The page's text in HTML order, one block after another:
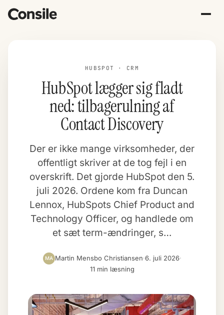
HUBSPOT · CRM
HubSpot lægger sig fladt
ned: tilbagerulning af
Contact Discovery
Der er ikke mange virksomheder, der
offentligt skriver at de tog fejl i en
overskrift. Det gjorde HubSpot den 5.
juli 2026. Ordene kom fra Duncan
Lennox, HubSpots Chief Product and
Technology Officer, og handlede om
et sæt term-ændringer, s…
MA Martin Mensbo Christiansen·6. juli 2026·
11 min læsning